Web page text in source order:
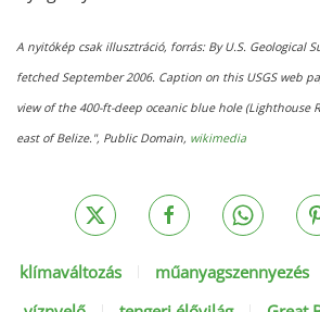
A nyitókép csak illusztráció, forrás: By U.S. Geological
fetched September 2006. Caption on this USGS web
view of the 400-ft-deep oceanic blue hole (Lighthouse
east of Belize.", Public Domain, wikimedia
klímaváltozás műanyagszennyezés